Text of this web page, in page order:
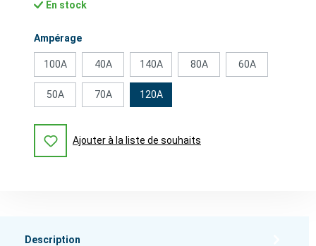
En stock
Sélectionnez
Ampérage
100A 40A 140A 80A 60A
50A 70A 120A
Ajouter à la liste de souhaits
Description